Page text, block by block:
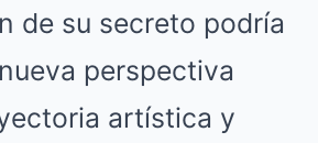
de su secreto podría
perspectiva
artística y